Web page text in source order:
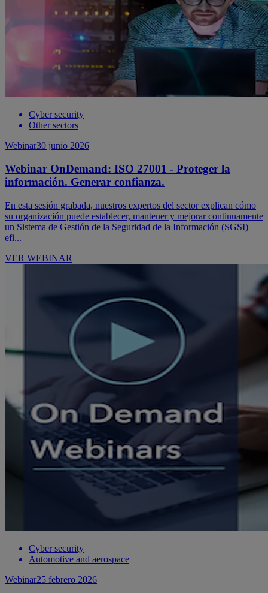
Cyber security
Other sectors
Webinar30 junio 2026
Webinar OnDemand: ISO 27001 - Proteger la
información. Generar confianza.
En esta sesión grabada, nuestros expertos del sector explican cómo
su organización puede establecer, mantener y mejorar continuamente
un Sistema de Gestión de la Seguridad de la Información (SGSI)
efi...
VER WEBINAR
Cyber security
Automotive and aerospace
Webinar25 febrero 2026